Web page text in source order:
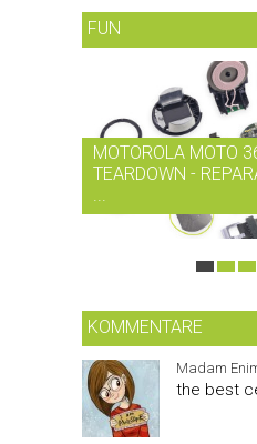
FUN
MOTOROLA MOTO
TEARDOWN -
KOMMENTARE
Madam
the best